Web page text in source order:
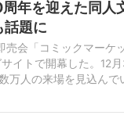
年を迎えた同人
話題に
売会「コミックマーケ
イトで開幕した。12
万人の来場を見込んで
となるコミケ。アニメ